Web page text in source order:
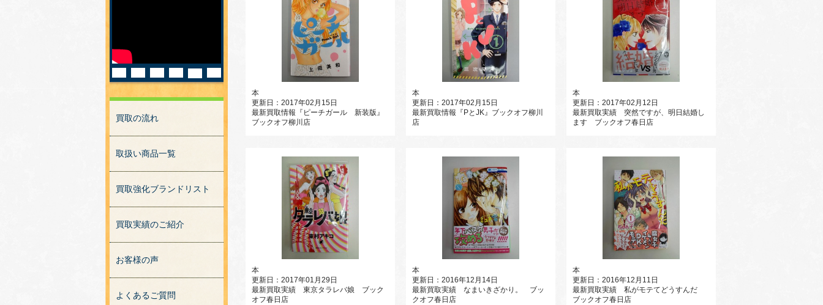
本
更新日：2017年02月15日
最新買取情報『ピーチガール 新装版』
ブックオフ柳川店
本
更新日：2017年02月15日
最新買取情報『PとJK』ブックオフ柳川
店
本
更新日：2017年02月12日
最新買取実績 突然ですが、明日結婚し
ます ブックオフ春日店
本
更新日：2017年01月29日
最新買取実績 東京タラレバ娘 ブック
オフ春日店
本
更新日：2016年12月14日
最新買取実績 なまいきざかり。 ブッ
クオフ春日店
本
更新日：2016年12月11日
最新買取実績 私がモテてどうすんだ
ブックオフ春日店
買取の流れ
取扱い商品一覧
買取強化ブランドリスト
買取実績のご紹介
お客様の声
よくあるご質問